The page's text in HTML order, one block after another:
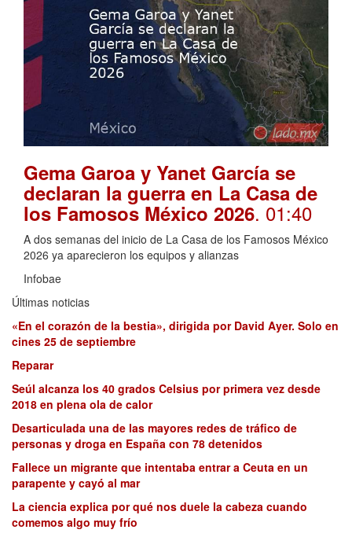
Gema Garoa y Yanet García se
declaran la guerra en La Casa de
los Famosos México 2026. 01:40
A dos semanas del inicio de La Casa de los Famosos México
2026 ya aparecieron los equipos y alianzas
Infobae
Últimas noticias
«En el corazón de la bestia», dirigida por David Ayer. Solo en
cines 25 de septiembre
Reparar
Seúl alcanza los 40 grados Celsius por primera vez desde
2018 en plena ola de calor
Desarticulada una de las mayores redes de tráfico de
personas y droga en España con 78 detenidos
Fallece un migrante que intentaba entrar a Ceuta en un
parapente y cayó al mar
La ciencia explica por qué nos duele la cabeza cuando
comemos algo muy frío